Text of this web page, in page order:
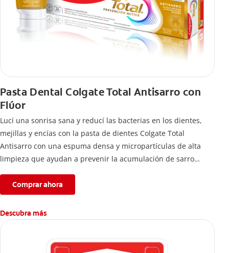
Pasta Dental Colgate Total Antisarro con
Flúor
Lucí una sonrisa sana y reducí las bacterias en los dientes,
mejillas y encías con la pasta de dientes Colgate Total
Antisarro con una espuma densa y micropartículas de alta
limpieza que ayudan a prevenir la acumulación de sarro
Comprar ahora
Descubra más